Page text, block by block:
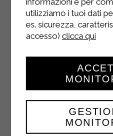
utilizziamo i tuoi dati
es. sicurezza,
accesso) clicca qui